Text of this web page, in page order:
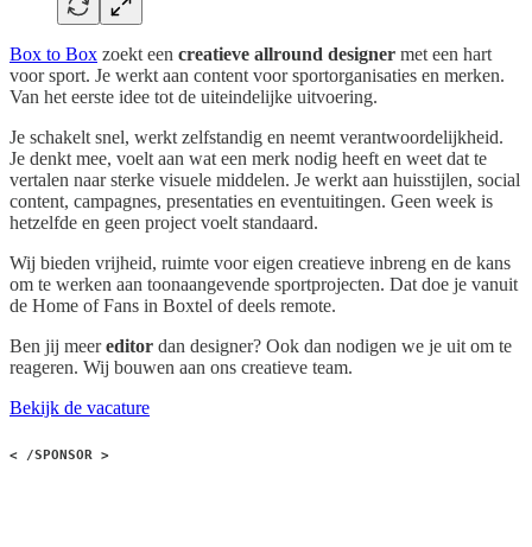
Box to Box zoekt een creatieve allround designer met een hart
voor sport. Je werkt aan content voor sportorganisaties en merken.
Van het eerste idee tot de uiteindelijke uitvoering.
Je schakelt snel, werkt zelfstandig en neemt verantwoordelijkheid.
Je denkt mee, voelt aan wat een merk nodig heeft en weet dat te
vertalen naar sterke visuele middelen. Je werkt aan huisstijlen, social
content, campagnes, presentaties en eventuitingen. Geen week is
hetzelfde en geen project voelt standaard.
Wij bieden vrijheid, ruimte voor eigen creatieve inbreng en de kans
om te werken aan toonaangevende sportprojecten. Dat doe je vanuit
de Home of Fans in Boxtel of deels remote.
Ben jij meereditor dan designer? Ook dan nodigen we je uit om te
reageren. Wij bouwen aan ons creatieve team.
Bekijk de vacature
< /SPONSOR >